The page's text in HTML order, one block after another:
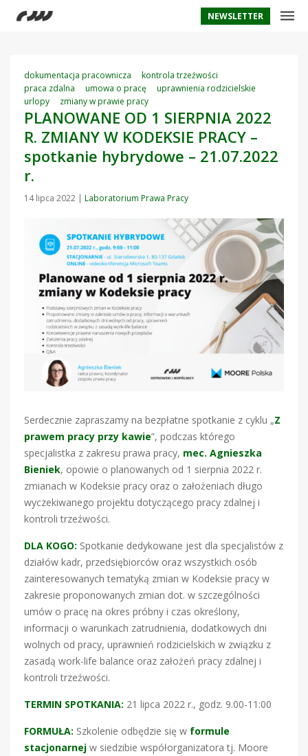
NEWSLETTER
dokumentacja pracownicza
kontrola trzeźwości
praca zdalna
umowa o pracę
uprawnienia rodzicielskie
urlopy
zmiany w prawie pracy
PLANOWANE OD 1 SIERPNIA 2022
R. ZMIANY W KODEKSIE PRACY –
spotkanie hybrydowe – 21.07.2022
r.
14 lipca 2022 | Laboratorium Prawa Pracy
Serdecznie zapraszamy na bezpłatne spotkanie z cyklu „Z
prawem pracy przy kawie”, podczas którego
specjalistka z zakresu prawa pracy, mec. Agnieszka
Bieniek, opowie o planowanych od 1 sierpnia 2022 r.
zmianach w Kodeksie pracy oraz o założeniach długo
wyczekiwanego projektu dotyczącego pracy zdalnej i
kontroli trzeźwości.
DLA KOGO: Spotkanie dedykowane jest dla specjalistów z
działów kadr, przedsiębiorców oraz wszystkich osób
zainteresowanych tematyką zmian w Kodeksie pracy w
zakresie proponowanych zmian dot. w szczególności
umów o pracę na okres próbny i czas określony,
informacji o warunkach zatrudnienia, dodatkowych dni
wolnych od pracy, uprawnień rodzicielskich w związku z
zasadą work-life balance oraz założeń pracy zdalnej i
kontroli trzeźwości.
TERMIN SPOTKANIA: 21 lipca 2022 r., godz. 9.00-11:00
FORMUŁA: Szkolenie odbędzie się w formule
stacjonarnej w siedzibie współorganizatora tj. Moore